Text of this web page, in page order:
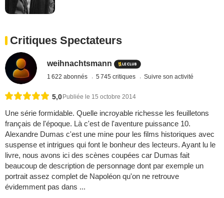
Critiques Spectateurs
weihnachtsmann
1 622 abonnés 5 745 critiques Suivre son activité
5,0 Publiée le 15 octobre 2014
Une série formidable. Quelle incroyable richesse les feuilletons
français de l'époque. Là c'est de l'aventure puissance 10.
Alexandre Dumas c'est une mine pour les films historiques avec
suspense et intrigues qui font le bonheur des lecteurs. Ayant lu le
livre, nous avons ici des scènes coupées car Dumas fait
beaucoup de description de personnage dont par exemple un
portrait assez complet de Napoléon qu'on ne retrouve
évidemment pas dans ...